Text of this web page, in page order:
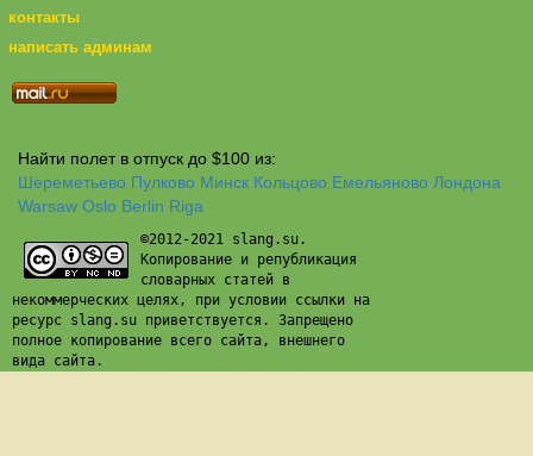
контакты
написать админам
Найти полет в отпуск до $100 из:
Шереметьево Пулково Минск Кольцово Емельяново Лондона
Warsaw Oslo Berlin Riga
©2012-2021 slang.su.
Копирование и републикация
словарных статей в
некоммерческих целях, при условии ссылки на
ресурс slang.su приветствуется. Запрещено
полное копирование всего сайта, внешнего
вида сайта.